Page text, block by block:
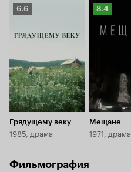
Рейтинг
6.6
6.6
Грядущему веку
1985, драма
Рейтинг
8.4
8.4
Мещане
1971, драма
Фильмография